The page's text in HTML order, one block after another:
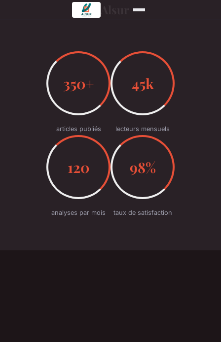
350+
articles publiés
45k
lecteurs mensuels
120
analyses par mois
98%
taux de satisfaction